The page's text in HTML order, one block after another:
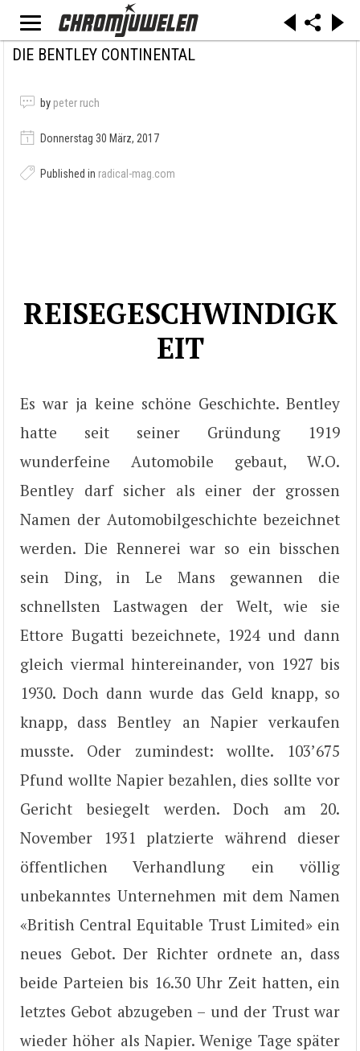
DIE BENTLEY CONTINENTAL
by peter ruch
Donnerstag 30 März, 2017
Published in radical-mag.com
REISEGESCHWINDIGK
EIT
Es war ja keine schöne Geschichte. Bentley
hatte seit seiner Gründung 1919
wunderfeine Automobile gebaut, W.O.
Bentley darf sicher als einer der grossen
Namen der Automobilgeschichte bezeichnet
werden. Die Rennerei war so ein bisschen
sein Ding, in Le Mans gewannen die
schnellsten Lastwagen der Welt, wie sie
Ettore Bugatti bezeichnete, 1924 und dann
gleich viermal hintereinander, von 1927 bis
1930. Doch dann wurde das Geld knapp, so
knapp, dass Bentley an Napier verkaufen
musste. Oder zumindest: wollte. 103’675
Pfund wollte Napier bezahlen, dies sollte vor
Gericht besiegelt werden. Doch am 20.
November 1931 platzierte während dieser
öffentlichen Verhandlung ein völlig
unbekanntes Unternehmen mit dem Namen
«British Central Equitable Trust Limited» ein
neues Gebot. Der Richter ordnete an, dass
beide Parteien bis 16.30 Uhr Zeit hatten, ein
letztes Gebot abzugeben – und der Trust war
wieder höher als Napier. Wenige Tage später